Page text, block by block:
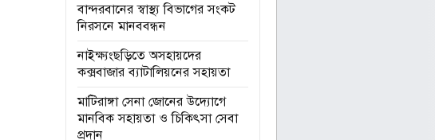
বান্দরবানের স্বাস্থ্য বিভাগের সংকট
নিরসনে মানববন্ধন
নাইক্ষ্যংছড়িতে অসহায়দের
কক্সবাজার ব্যাটালিয়নের সহায়তা
মাটিরাঙ্গা সেনা জোনের উদ্যোগে
মানবিক সহায়তা ও চিকিৎসা সেবা
প্রদান